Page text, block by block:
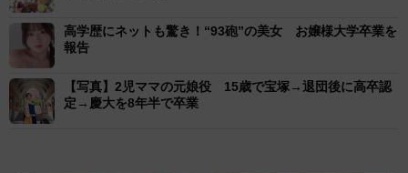
高学歴にネットも驚き！“93砲”の美女 お嬢様大学卒業を
報告
【写真】2児ママの元娘役 15歳で宝塚→退団後に高卒認
定→慶大を8年半で卒業